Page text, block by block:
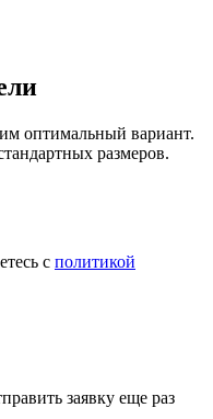
оптимальный вариант.
размеров.
с политикой
заявку еще раз